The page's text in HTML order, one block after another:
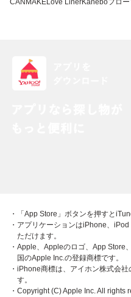
CANMAKELove LinerKaneboフロ
・「App Store」ボタンを押すと
・アプリケーションはiPhone、
ただけます。
・Apple、Appleのロゴ、App Store
国のApple Inc.の登録商標です。
・iPhone商標は、アイホン株式会
す。
・Copyright (C) Apple Inc. All rights